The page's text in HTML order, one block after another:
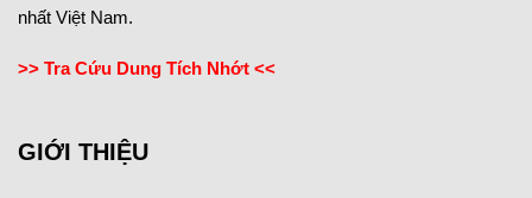
nhất Việt Nam.
>> Tra Cứu Dung Tích Nhớt <<
GIỚI THIỆU